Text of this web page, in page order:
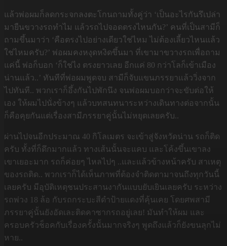
แล้วพ่อผมก็ลดกระจกลงตะโกนถามทั้งคู่ว่า ‘เป็นอะไรกันรึเปล่า
มายืนขวางรถทำไม แล้วรถไปจอดตรงไหนกัน?’ คนที่เป็นสามีก็
ถามขึ้นมาว่า ‘คือตรงไปอย่างเดียวใช่ไหม ไม่ต้องเลี้ยวไหนแล้ว
ใช่ไหมครับ?’ พ่อผมคงหงุดหงิดขึ้นมา ที่เขามาขวางรถเพื่อถาม
แค่นี้ พ่อก็บอก ‘ก็ใช่ไง ตรงยาวเลย อีกแค่ 80 กว่าโลก็เข้าเมือง
น่านแล้ว..’ ทันทีที่พ่อผมพูดจบ สามีก็จับแขนภรรยาแล้ววิ่งจาก
ไปทันที.. พวกเราก็อึ้งกันไปพักนึง จนพ่อผมบอกว่าจะขับต่อให้
เอง ให้ผมไปนั่งข้างๆ แล้วบทสนทนาระหว่างเดินทางต่อจากนั้น
ก็คือคุยกันแต่เรื่องสามีภรรยาคู่นั้นไม่หยุดเลยครับ..
ผ่านไปจนอีกประมาณ 40 กิโลเมตร จะเข้าสู่จังหวัดน่าน รถก็ติด
ครับ ทั้งที่ก็ดึกมากแล้ว ทางเส้นนั้นจะแคบ และโค้งขึ้นเขาลง
เขาเยอะมาก รถก็ค่อยๆ ไหลไปๆ ..และแล้วข้างหน้าครับ สาเหตุ
ของรถติด.. พวกเราก็ได้เห็นภาพที่ต้องจำติดตามาจนถึงทุกวันนี้
เลยครับ มีอุบัติเหตุชนประสานงากันแบบยับเยินเลยครับ ระหว่าง
รถพ่วง 18 ล้อ กับรถกระบะสีดำป้ายแดงที่คุ้นเคย โดยศพสามี
ภรรยาคู่นั้นยังอัดเละติดคาซากรถอยู่เลย! มันทำให้ผม และ
ครอบครัวช็อคกับเรื่องครั้งนั้นมากจริงๆ พูดถึงแล้วก็ยังขนลุกไม่
หาย..